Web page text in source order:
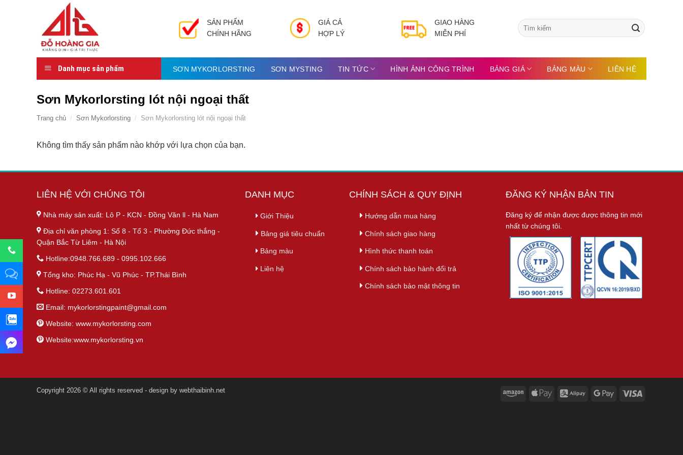
SẢN PHẨM
CHÍNH HÃNG
GIÁ CẢ
HỢP LÝ
GIAO HÀNG
MIỄN PHÍ
Tìm
kiếm:
Danh mục sản phẩm SƠN MYKORLORSTING SƠN MYSTING TIN TỨC HÌNH ẢNH CÔNG TRÌNH BẢNG GIÁ BẢNG MÀU LIÊN HỆ
Sơn Mykorlorsting lót nội ngoại thất
Trang chủ / Sơn Mykorlorsting / Sơn Mykorlorsting lót nội ngoại thất
Không tìm thấy sản phẩm nào khớp với lựa chọn của bạn.
LIÊN HỆ VỚI CHÚNG TÔI
Nhà máy sản xuất: Lô P - KCN - Đồng Văn ll - Hà Nam
Địa chỉ văn phòng 1: Số 8 - Tổ 3 - Phường Đức thắng -
Quận Bắc Từ Liêm - Hà Nội
Hotline:0948.766.689 - 0995.102.666
Tổng kho: Phúc Hạ - Vũ Phúc - TP.Thái Bình
Hotline: 02273.601.601
Email: mykorlorstingpaint@gmail.com
Website: www.mykorlorsting.com
Website:www.mykorlorsting.vn
DANH MỤC
Giới Thiệu
Bảng giá tiêu chuẩn
Bảng màu
Liên hệ
CHÍNH SÁCH & QUY ĐỊNH
Hướng dẫn mua hàng
Chính sách giao hàng
Hình thức thanh toán
Chính sách bảo hành đổi trả
Chính sách bảo mật thông tin
ĐĂNG KÝ NHẬN BẢN TIN
Đăng ký để nhận được được thông tin mới
nhất từ chúng tôi.
Amazon Apple
Alipay
Google
Copyright 2026 © All rights reserved - design by webthaibinh.net